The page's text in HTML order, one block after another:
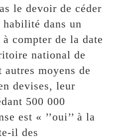
le devoir de céder
dans un
compter de la date
national de
moyens de
devises, leur
500 000
est « ’’oui’’ à la
il des